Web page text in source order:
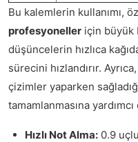
Bu kalemlerin kullanımı,
profesyoneller için büyük
düşüncelerin hızlıca
sürecini hızlandırır. Ayrıca,
çizimler yaparken
tamamlanmasına yardımcı
Hızlı Not Alma: 0.9